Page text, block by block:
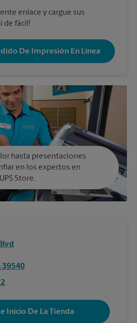
enlace y cargue sus
de fácil!
De Impresión En Línea
hasta presentaciones
en los expertos en
Store.
39540
Inicio De La Tienda